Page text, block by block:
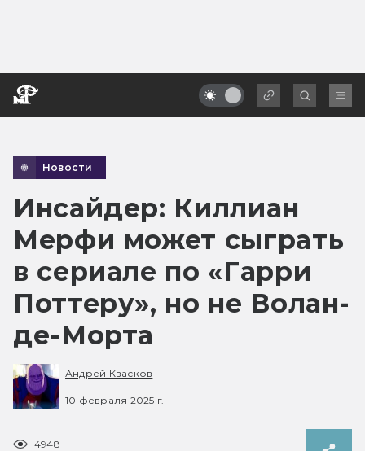
Новости
Инсайдер: Киллиан
Мерфи может сыграть
в сериале по «Гарри
Поттеру», но не Волан-
де-Морта
Андрей Квасков
10 февраля 2025 г.
4948